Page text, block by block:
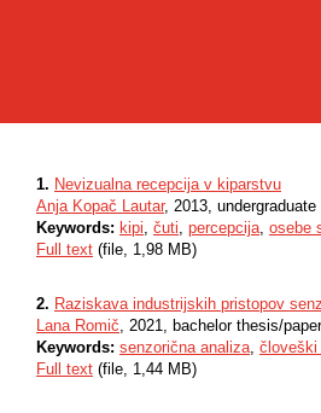
1. Nevizualna recepcija v kiparstvu
Anja Kopač Lautar, 2013,
Keywords: kipi, čuti, percepcija, osebe
Full text (file, 1,98 MB)
2. Raziskava industrijskih pristopov
Lana Romič, 2021, bachelor thesis/paper
Keywords: senzorična analiza, človeški
Full text (file, 1,44 MB)